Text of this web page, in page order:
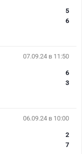
5
6
07.09.24 в 11:50
6
3
06.09.24 в 10:00
2
7